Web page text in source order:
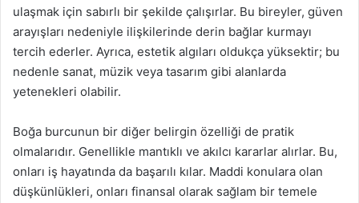
ulaşmak için sabırlı bir şekilde çalışırlar. Bu bireyler, güven
arayışları nedeniyle ilişkilerinde derin bağlar kurmayı
tercih ederler. Ayrıca, estetik algıları oldukça yüksektir; bu
nedenle sanat, müzik veya tasarım gibi alanlarda
yetenekleri olabilir.
Boğa burcunun bir diğer belirgin özelliği de pratik
olmalarıdır. Genellikle mantıklı ve akılcı kararlar alırlar. Bu,
onları iş hayatında da başarılı kılar. Maddi konulara olan
düşkünlükleri, onları finansal olarak sağlam bir temele